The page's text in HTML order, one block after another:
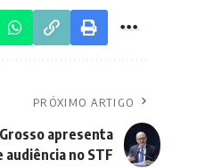
PRÓXIMO ARTIGO
apresenta
no STF